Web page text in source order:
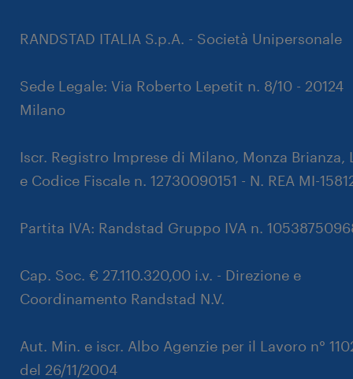
RANDSTAD ITALIA S.p.A. - Società Unipersonale
Sede Legale: Via Roberto Lepetit n. 8/10 - 20124
Milano
Iscr. Registro Imprese di Milano, Monza Brianza,
e Codice Fiscale n. 12730090151 - N. REA MI-
Partita IVA: Randstad Gruppo IVA n.
Cap. Soc. € 27.110.320,00 i.v. - Direzione e
Coordinamento Randstad N.V.
Aut. Min. e iscr. Albo Agenzie per il Lavoro n°
del 26/11/2004